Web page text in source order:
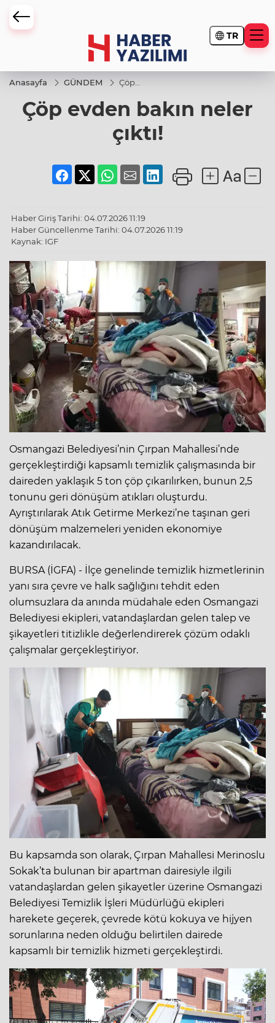
TR
Anasayfa GÜNDEM
Çöp
bakın
neler
Çöp evden bakın neler
çıktı!
Haber Giriş Tarihi: 04.07.2026 11:19
Haber Güncellenme Tarihi: 04.07.2026 11:19
Kaynak: IGF
Osmangazi Belediyesi’nin Çırpan Mahallesi’nde
gerçekleştirdiği kapsamlı temizlik çalışmasında bir
daireden yaklaşık 5 ton çöp çıkarılırken, bunun 2,5
tonunu geri dönüşüm atıkları oluşturdu.
Ayrıştırılarak Atık Getirme Merkezi’ne taşınan geri
dönüşüm malzemeleri yeniden ekonomiye
kazandırılacak.
BURSA (İGFA) - İlçe genelinde temizlik hizmetlerinin
yanı sıra çevre ve halk sağlığını tehdit eden
olumsuzlara da anında müdahale eden Osmangazi
Belediyesi ekipleri, vatandaşlardan gelen talep ve
şikayetleri titizlikle değerlendirerek çözüm odaklı
çalışmalar gerçekleştiriyor.
Bu kapsamda son olarak, Çırpan Mahallesi Merinoslu
Sokak’ta bulunan bir apartman dairesiyle ilgili
vatandaşlardan gelen şikayetler üzerine Osmangazi
Belediyesi Temizlik İşleri Müdürlüğü ekipleri
harekete geçerek, çevrede kötü kokuya ve hijyen
sorunlarına neden olduğu belirtilen dairede
kapsamlı bir temizlik hizmeti gerçekleştirdi.